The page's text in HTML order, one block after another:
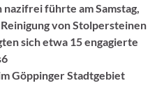
nazifrei führte amSamstag,
von Stolpersteinen
sich etwa 15 engagierte
6
Göppinger Stadtgebiet